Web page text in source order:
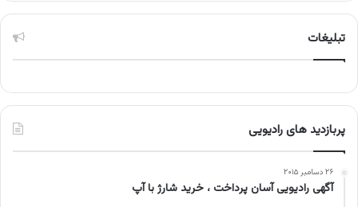
تبلیغات
پربازدید های رادیویی
۲۶ دسامبر ۲۰۱۵
آگهی رادیویی آسان پرداخت ، خرید شارژ با آپ